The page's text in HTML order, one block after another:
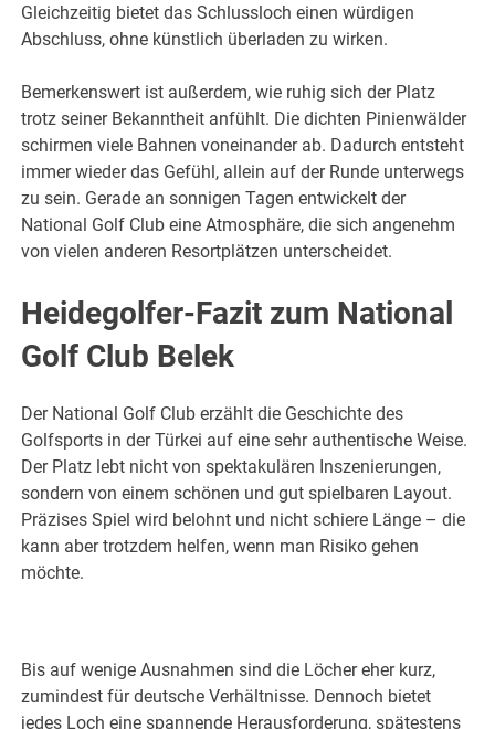
Gleichzeitig bietet das Schlussloch einen würdigen
Abschluss, ohne künstlich überladen zu wirken.
Bemerkenswert ist außerdem, wie ruhig sich der Platz
trotz seiner Bekanntheit anfühlt. Die dichten Pinienwälder
schirmen viele Bahnen voneinander ab. Dadurch entsteht
immer wieder das Gefühl, allein auf der Runde unterwegs
zu sein. Gerade an sonnigen Tagen entwickelt der
National Golf Club eine Atmosphäre, die sich angenehm
von vielen anderen Resortplätzen unterscheidet.
Heidegolfer-Fazit zum National
Golf Club Belek
Der National Golf Club erzählt die Geschichte des
Golfsports in der Türkei auf eine sehr authentische Weise.
Der Platz lebt nicht von spektakulären Inszenierungen,
sondern von einem schönen und gut spielbaren Layout.
Präzises Spiel wird belohnt und nicht schiere Länge – die
kann aber trotzdem helfen, wenn man Risiko gehen
möchte.
Bis auf wenige Ausnahmen sind die Löcher eher kurz,
zumindest für deutsche Verhältnisse. Dennoch bietet
jedes Loch eine spannende Herausforderung, spätestens